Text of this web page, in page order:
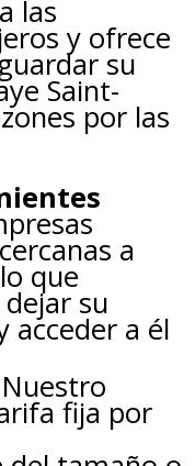
las
y ofrece
su
Saint-
por las
a
que
su
acceder a él
Nuestro
fija por